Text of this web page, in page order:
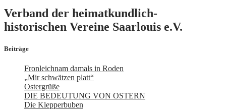
Verband der heimatkundlich-
historischen Vereine Saarlouis e.V.
Beiträge
Fronleichnam damals in Roden
„Mir schwätzen platt“
Ostergrüße
DIE BEDEUTUNG VON OSTERN
Die Klepperbuben